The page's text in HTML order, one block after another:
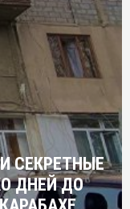
СЕКРЕТНЫЕ
ДНЕЙ ДО